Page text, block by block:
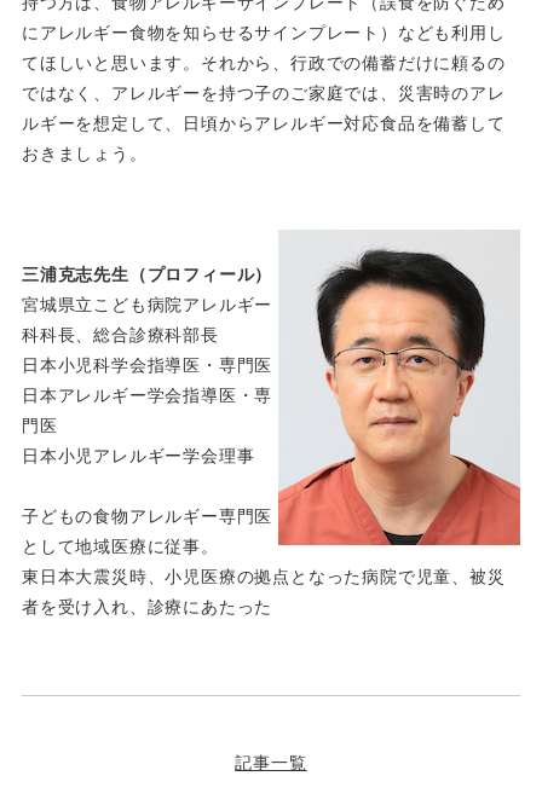
にアレルギー食物を知らせるサインプレート）なども利用し
てほしいと思います。それから、行政での備蓄だけに頼るの
ではなく、アレルギーを持つ子のご家庭では、災害時のアレ
ルギーを想定して、日頃からアレルギー対応食品を備蓄して
おきましょう。
三浦克志先生（プロフィール）
宮城県立こども病院アレルギー
科科長、総合診療科部長
日本小児科学会指導医・専門医
日本アレルギー学会指導医・専
門医
日本小児アレルギー学会理事
子どもの食物アレルギー専門医
として地域医療に従事。
東日本大震災時、小児医療の拠点となった病院で児童、被災
者を受け入れ、診療にあたった
記事一覧